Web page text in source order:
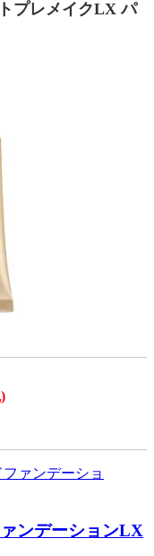
プレメイクLX パ
ンデーションLX